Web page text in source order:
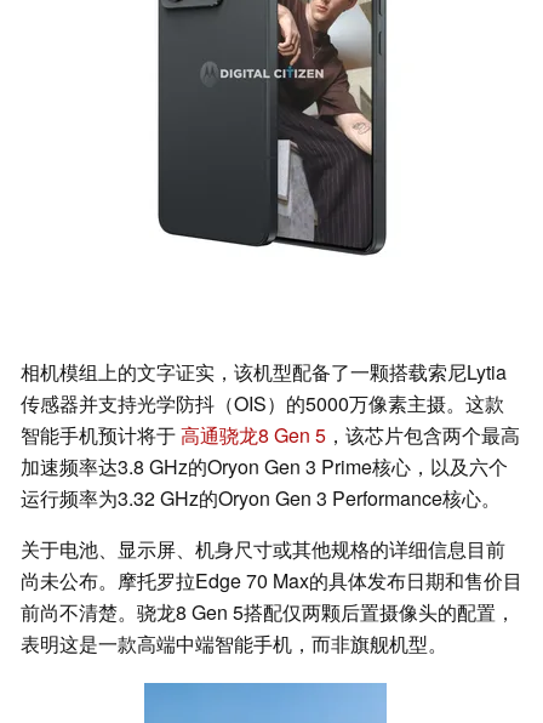
相机模组上的文字证实，该机型配备了一颗搭载索尼Lytia
传感器并支持光学防抖（OIS）的5000万像素主摄。这款
智能手机预计将于高通骁龙8 Gen 5 ，该芯片包含两个最高
加速频率达3.8 GHz的Oryon Gen 3 Prime核心，以及六个
运行频率为3.32 GHz的Oryon Gen 3 Performance核心。
关于电池、显示屏、机身尺寸或其他规格的详细信息目前
尚未公布。摩托罗拉Edge 70 Max的具体发布日期和售价目
前尚不清楚。骁龙8 Gen 5搭配仅两颗后置摄像头的配置，
表明这是一款高端中端智能手机，而非旗舰机型。